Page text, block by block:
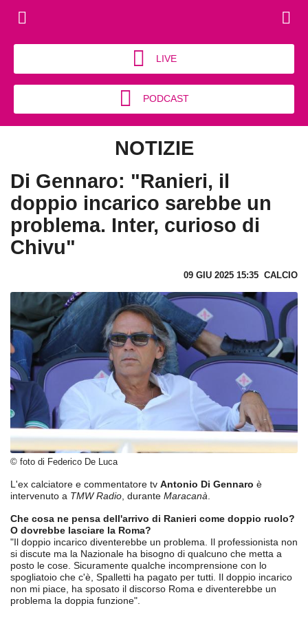
LIVE
PODCAST
NOTIZIE
Di Gennaro: "Ranieri, il
doppio incarico sarebbe un
problema. Inter, curioso di
Chivu"
09 GIU 2025 15:35 CALCIO
© foto di Federico De Luca
L'ex calciatore e commentatore tv Antonio Di Gennaro è
intervenuto a TMW Radio, durante Maracanà.
Che cosa ne pensa dell'arrivo di Ranieri come doppio ruolo?
O dovrebbe lasciare la Roma?
"Il doppio incarico diventerebbe un problema. Il professionista non
si discute ma la Nazionale ha bisogno di qualcuno che metta a
posto le cose. Sicuramente qualche incomprensione con lo
spogliatoio che c'è, Spalletti ha pagato per tutti. Il doppio incarico
non mi piace, ha sposato il discorso Roma e diventerebbe un
problema la doppia funzione".